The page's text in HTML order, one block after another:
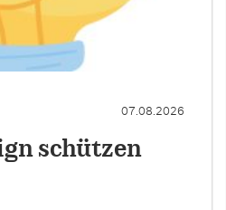
07.08.2026
schützen